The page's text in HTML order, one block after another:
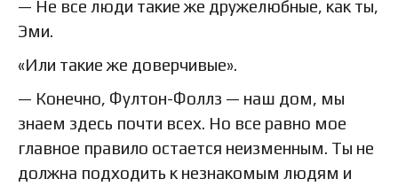
— Не все люди такие же дружелюбные, как ты,
Эми.
«Или такие же доверчивые».
— Конечно, Фултон-Фоллз — наш дом, мы
знаем здесь почти всех. Но все равно мое
главное правило остается неизменным. Ты не
должна подходить к незнакомым людям и